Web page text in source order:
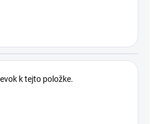
k tejto položke.